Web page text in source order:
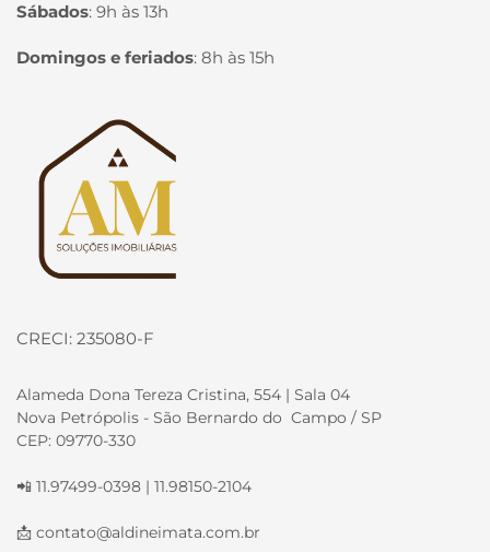
Sábados: 9h às 13h
Domingos e feriados: 8h às 15h
Página inicial
CRECI: 235080-F
Alameda Dona Tereza Cristina, 554 | Sala 04
Nova Petrópolis - São Bernardo do Campo / SP
CEP: 09770-330
📲 11.97499-0398 | 11.98150-2104
📩 contato@aldineimata.com.br